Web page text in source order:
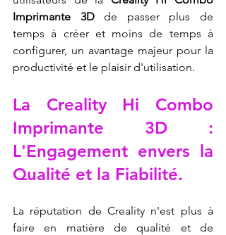
Imprimante 3D de passer plus de
temps à créer et moins de temps à
configurer, un avantage majeur pour la
productivité et le plaisir d'utilisation.
La Creality Hi Combo
Imprimante 3D :
L'Engagement envers la
Qualité et la Fiabilité.
La réputation de Creality n'est plus à
faire en matière de qualité et de